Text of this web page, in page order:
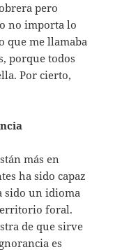
pero
no importa lo
que me llamaba
porque todos
Por cierto,
más en
ha sido capaz
sido un idioma
foral.
de que sirve
es